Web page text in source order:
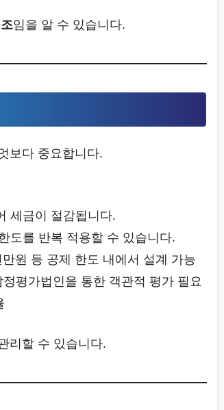
임을 알 수 있습니다.
보다 중요합니다.
세금이 절감됩니다.
도를 반복 적용할 수 있습니다.
원 등 공제 한도 내에서 설계 가능
평가법인을 통한 객관적 평가 필요
리할 수 있습니다.